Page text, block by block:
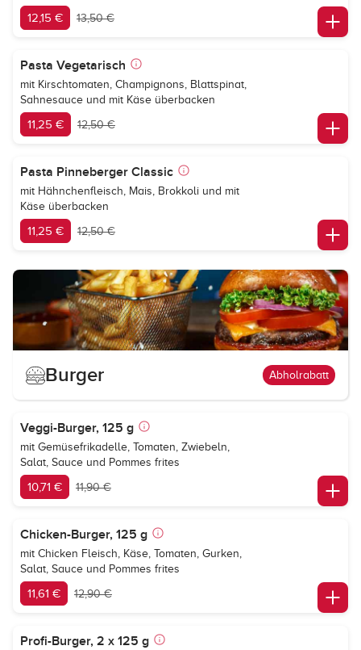
12,15 € 13,50 €
Pasta Vegetarisch
mit Kirschtomaten, Champignons, Blattspinat,
Sahnesauce und mit Käse überbacken
11,25 € 12,50 €
Pasta Pinneberger Classic
mit Hähnchenfleisch, Mais, Brokkoli und mit
Käse überbacken
11,25 € 12,50 €
Burger Abholrabatt
Veggi-Burger, 125 g
mit Gemüsefrikadelle, Tomaten, Zwiebeln,
Salat, Sauce und Pommes frites
10,71 € 11,90 €
Chicken-Burger, 125 g
mit Chicken Fleisch, Käse, Tomaten, Gurken,
Salat, Sauce und Pommes frites
11,61 € 12,90 €
Profi-Burger, 2 x 125 g